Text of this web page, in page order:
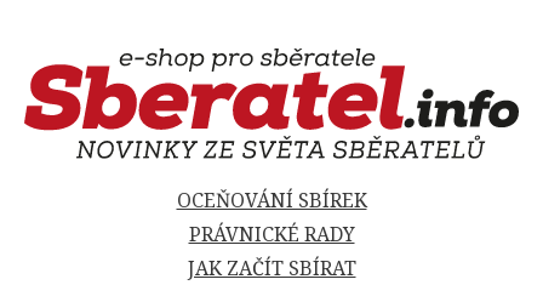
OCEŇOVÁNÍ SBÍREK
PRÁVNICKÉ RADY
JAK ZAČÍT SBÍRAT